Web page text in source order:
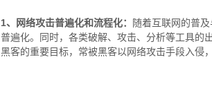
1、网络攻击普遍化和流程化：
随着互联网的普
普遍化。同时，各类破解、攻击、分析等工具的
黑客的重要目标，常被黑客以网络攻击手段入侵